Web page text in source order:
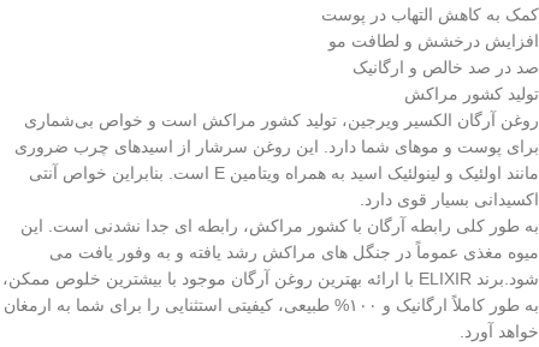
کمک به کاهش التهاب در پوست
افزایش درخشش و لطافت مو
صد در صد خالص و ارگانیک
تولید کشور مراکش
روغن آرگان الکسیر ویرجین، تولید کشور مراکش است و خواص بی‌شماری
برای پوست و موهای شما دارد. این روغن سرشار از اسیدهای چرب ضروری
مانند اولئیک و لینولئیک اسید به همراه ویتامین E است. بنابراین خواص آنتی
اکسیدانی بسیار قوی دارد.
به طور کلی رابطه آرگان با کشور مراکش، رابطه ای جدا نشدنی است. این
میوه مغذی عموماً در جنگل های مراکش رشد یافته و به وفور یافت می
شود.برند ELIXIR با ارائه بهترین روغن آرگان موجود با بیشترین خلوص ممکن،
به طور کاملاً ارگانیک و ۱۰۰% طبیعی، کیفیتی استثنایی را برای شما به ارمغان
خواهد آورد.